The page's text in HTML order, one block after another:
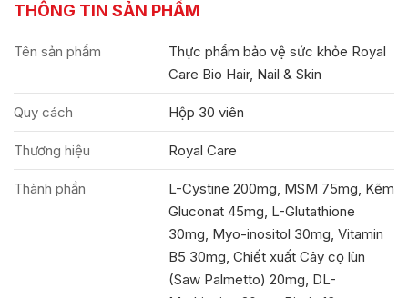
THÔNG TIN SẢN PHẨM
Tên sản phẩm
Thực phẩm bảo vệ sức khỏe Royal
Care Bio Hair, Nail & Skin
Quy cách Hộp 30 viên
Thương hiệu Royal Care
Thành phần
L-Cystine 200mg, MSM 75mg, Kẽm
Gluconat 45mg, L-Glutathione
30mg, Myo-inositol 30mg, Vitamin
B5 30mg, Chiết xuất Cây cọ lùn
(Saw Palmetto) 20mg, DL-